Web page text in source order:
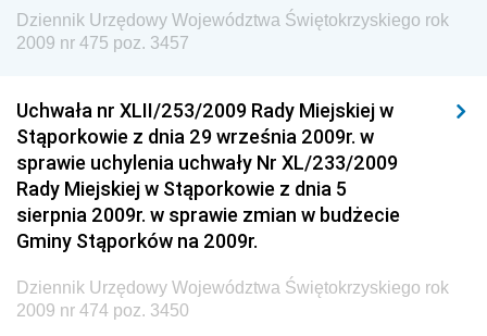
Dziennik Urzędowy Komendy Głównej Straży
Granicznej
Drogowego
Dziennik Urzędowy Narodowego Banku Polskiego
Dziennik Urzędowy Komendy Głównej Policji
Dziennik Urzędowy Ministra Pracy i Polityki
Społecznej
Dziennik Urzędowy Ministra Transportu, Budownictwa
i Gospodarki Morskiej
Dziennik Urzędowy Województwa Świętokrzyskiego rok
2009 nr 475 poz. 3457
Uchwała nr XLII/253/2009 Rady Miejskiej w
Stąporkowie z dnia 29 września 2009r. w
sprawie uchylenia uchwały Nr XL/233/2009
Rady Miejskiej w Stąporkowie z dnia 5
sierpnia 2009r. w sprawie zmian w budżecie
Gminy Stąporków na 2009r.
Dziennik Urzędowy Województwa Świętokrzyskiego rok
2009 nr 474 poz. 3450